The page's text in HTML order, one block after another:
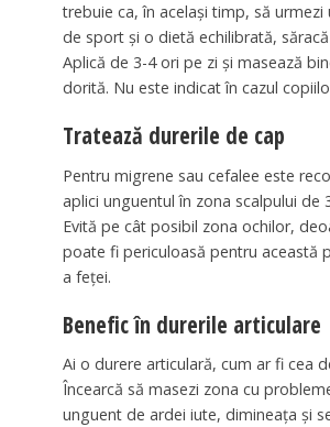
trebuie ca, în acelaşi timp, să
de sport şi o dietă echilibrată,
Aplică de 3-4 ori pe zi şi masează
dorită. Nu este indicat în cazul
Tratează durerile de cap
Pentru migrene sau cefalee este
aplici unguentul în zona scalpului de
Evită pe cât posibil zona ochilor,
poate fi periculoasă pentru această
a feţei.
Benefic în durerile articulare
Ai o durere articulară, cum ar fi cea
Încearcă să masezi zona cu
unguent de ardei iute, dimineaţa şi